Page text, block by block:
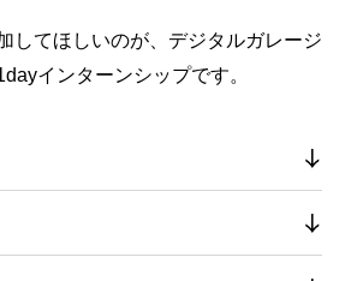
してほしいのが、デジタルガレージ
インターンシップです。